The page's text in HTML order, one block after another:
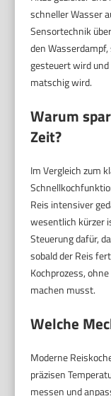
schneller Wasser
Sensortechnik
den
gesteuert wird
matschig wird.
Warum
Zeit?
Im Vergleich zum
Reis intensiver
wesentlich kürzer
Steuerung dafür,
sobald der Reis
Kochprozess,
machen musst.
Welche
Moderne
präzisen
messen und